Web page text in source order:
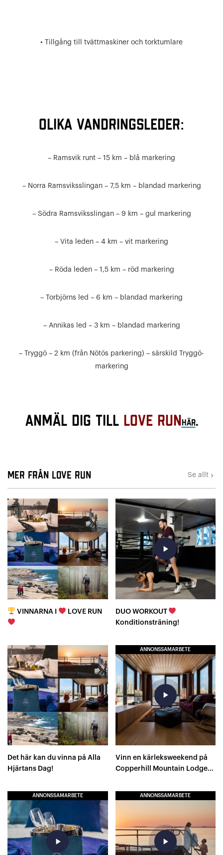
• Tillgång till tvättmaskiner och torktumlare
Olika vandringsleder:
– Ramsvik runt – 15 km – blå markering
– Norra Ramsviksslingan – 7,5 km – blandad markering
– Södra Ramsviksslingan – 9 km – gul markering
– Vita leden – 4 km – vit markering
– Röda leden – 1,5 km – röd markering
– Torbjörns led – 6 km – blandad markering
– Annikas led – 3 km – blandad markering
– Tryggö – 2 km (från Nötös parkering) – särskild Tryggö-
markering
Anmäl dig till LOVE RUNHÄR.
Mer från LOVE RUN Se allt keyboard_arrow_right
VINNARNA I LOVE RUN
play_arrow
DUO WORKOUT
Konditionsträning!
Det här kan du vinna på Alla
Hjärtans Dag!
ANNONSSAMARBETE
play_arrow
Vinn en kärleksweekend på
Copperhill Mountain Lodge
ANNONSSAMARBETE
play_arrow
ANNONSSAMARBETE
play_arrow